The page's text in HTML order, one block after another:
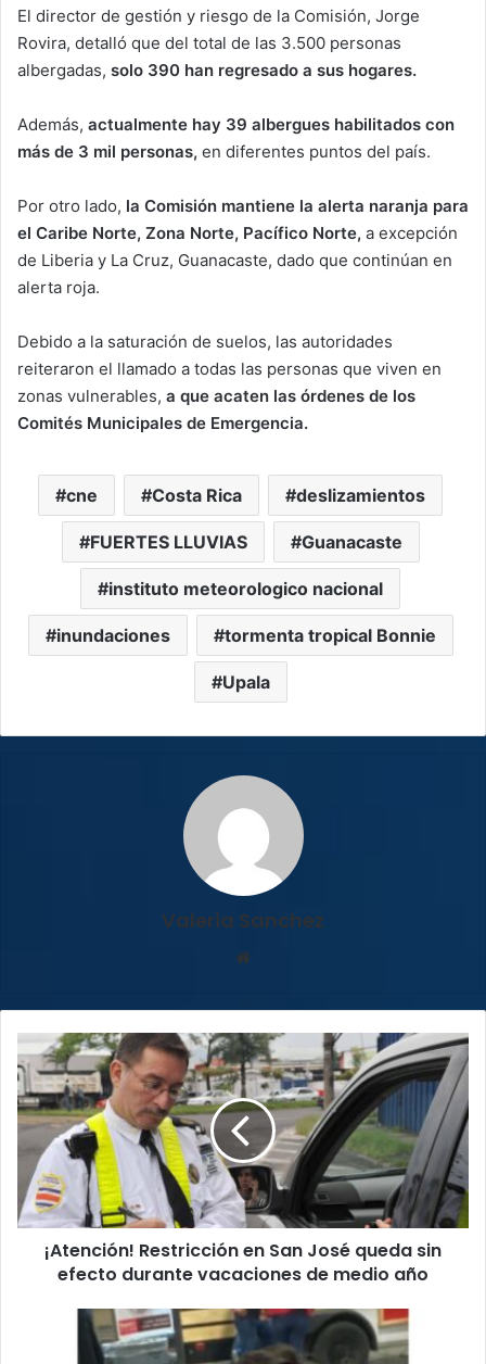
El director de gestión y riesgo de la Comisión, Jorge
Rovira, detalló que del total de las 3.500 personas
albergadas, solo 390 han regresado a sus hogares.
Además, actualmente hay 39 albergues habilitados con
más de 3 mil personas, en diferentes puntos del país.
Por otro lado, la Comisión mantiene la alerta naranja para
el Caribe Norte, Zona Norte, Pacífico Norte, a excepción
de Liberia y La Cruz, Guanacaste, dado que continúan en
alerta roja.
Debido a la saturación de suelos, las autoridades
reiteraron el llamado a todas las personas que viven en
zonas vulnerables, a que acaten las órdenes de los
Comités Municipales de Emergencia.
cne Costa Rica deslizamientos
FUERTES LLUVIAS Guanacaste
instituto meteorologico nacional
inundaciones tormenta tropical Bonnie
Upala
Valeria Sanchez
¡Atención!
Restricción
en
San
José
queda
sin
efecto
durante
vacaciones
¡Atención! Restricción en San José queda sin
efecto durante vacaciones de medio año